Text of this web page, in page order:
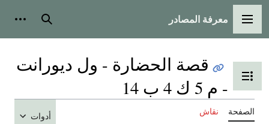
القائمة الرئيسية
معرفة المصادر بحث
تبديل عرض جدول المحتويات
قصة الحضارة - ول ديورانت
- م 5 ك 4 ب 14
الصفحة نقاش أدوات